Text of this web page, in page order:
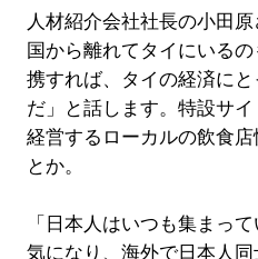
人材紹介会社社長の小田
国から離れてタイにいる
携すれば、タイの経済に
だ」と話します。特設サ
経営するローカルの飲食
とか。
「日本人はいつも集まっ
気になり、海外で日本人